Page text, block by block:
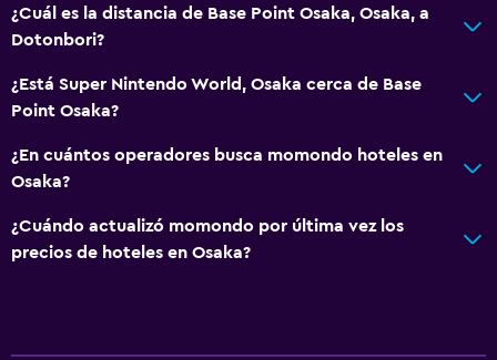
¿Cuál es la distancia de Base Point Osaka, Osaka, a
Dotonbori?
¿Está Super Nintendo World, Osaka cerca de Base
Point Osaka?
¿En cuántos operadores busca momondo hoteles en
Osaka?
¿Cuándo actualizó momondo por última vez los
precios de hoteles en Osaka?